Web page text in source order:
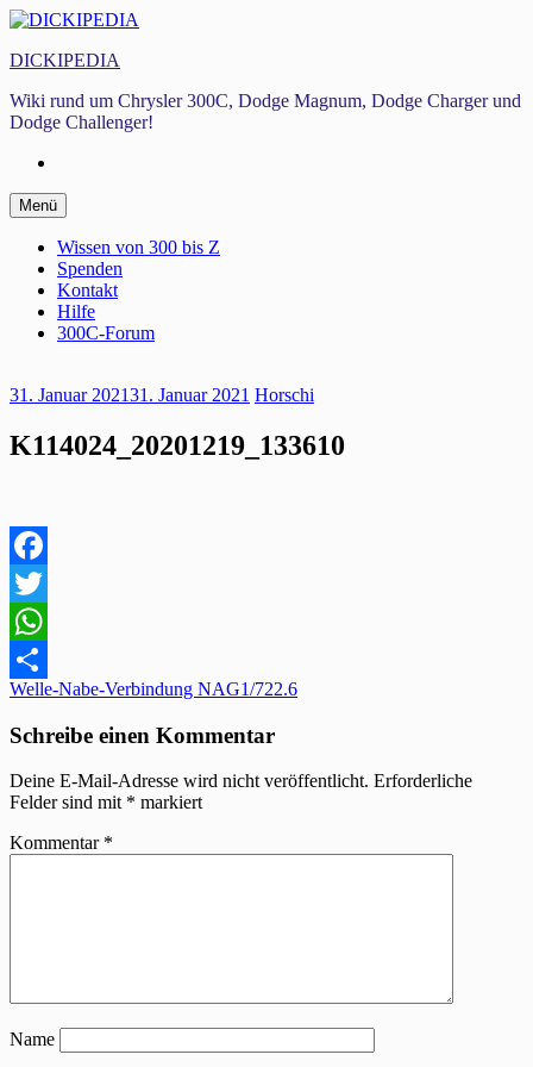
Zum
springen
DICKIPEDIA
Wiki rund um Chrysler 300C, Dodge Magnum, Dodge Charger und
Dodge Challenger!
Menü Zum
Inhalt
springen
Wissen von 300 bis Z
Spenden
Kontakt
Hilfe
300C-Forum
31. Januar 202131. Januar 2021 Horschi
K114024_20201219_133610
Facebook
Twitter
WhatsApp
Teilen
Beitragsnavigation
Welle-Nabe-Verbindung NAG1/722.6
Schreibe einen Kommentar
Deine E-Mail-Adresse wird nicht veröffentlicht. Erforderliche
Felder sind mit * markiert
Kommentar *
Name